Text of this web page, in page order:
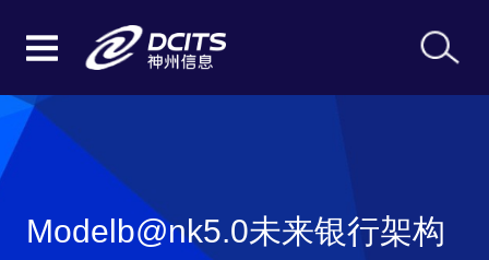
Modelb@nk5.0未来银行架构